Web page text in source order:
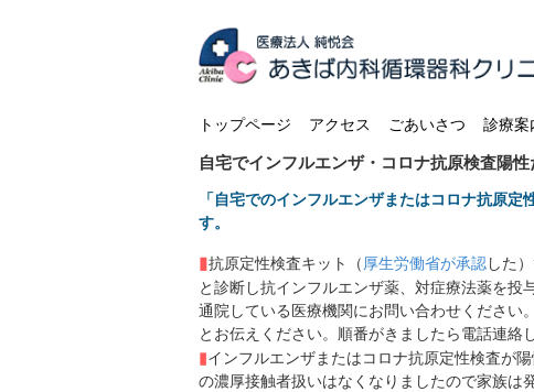
トップページ アクセス ごあいさつ 診療案
自宅でインフルエンザ・コロナ抗原検査陽
「自宅でのインフルエンザまたはコロナ抗原
す。
▮抗原定性検査キット（厚生労働省が承認した
と診断し抗インフルエンザ薬、対症療法薬を
通院している医療機関にお問い合わせください
とお伝えください。順番がきましたら電話連絡
▮インフルエンザまたはコロナ抗原定性検査が
の濃厚接触者扱いはなくなりましたので家族は